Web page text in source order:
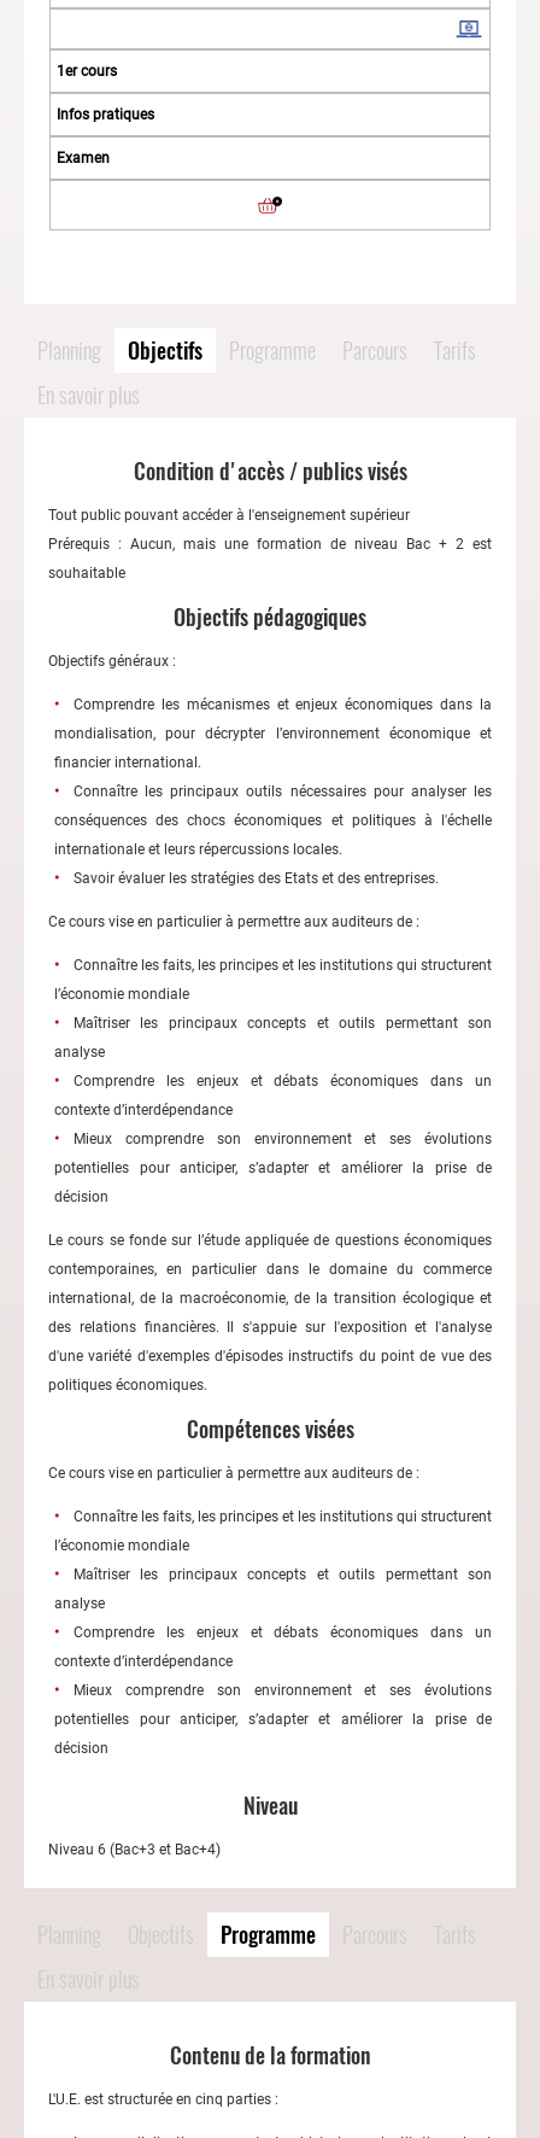
Planning Objectifs Programme Parcours
Tarifs
En savoir plus
Condition d'accès / publics visés
Tout public pouvant accéder à l'enseignement supérieur
Prérequis : Aucun, mais une formation de niveau Bac + 2 est
souhaitable
Objectifs pédagogiques
Objectifs généraux :
Comprendre les mécanismes et enjeux économiques dans la
mondialisation, pour décrypter l’environnement économique et
financier international.
Connaître les principaux outils nécessaires pour analyser les
conséquences des chocs économiques et politiques à l'échelle
internationale et leurs répercussions locales.
Savoir évaluer les stratégies des Etats et des entreprises.
Ce cours vise en particulier à permettre aux auditeurs de :
Connaître les faits, les principes et les institutions qui structurent
l’économie mondiale
Maîtriser les principaux concepts et outils permettant son
analyse
Comprendre les enjeux et débats économiques dans un
contexte d’interdépendance
Mieux comprendre son environnement et ses évolutions
potentielles pour anticiper, s’adapter et améliorer la prise de
décision
Le cours se fonde sur l’étude appliquée de questions économiques
contemporaines, en particulier dans le domaine du commerce
international, de la macroéconomie, de la transition écologique et
des relations financières. Il s'appuie sur l'exposition et l'analyse
d'une variété d'exemples d'épisodes instructifs du point de vue des
politiques économiques.
Compétences visées
Ce cours vise en particulier à permettre aux auditeurs de :
Connaître les faits, les principes et les institutions qui structurent
l’économie mondiale
Maîtriser les principaux concepts et outils permettant son
analyse
Comprendre les enjeux et débats économiques dans un
contexte d’interdépendance
Mieux comprendre son environnement et ses évolutions
potentielles pour anticiper, s’adapter et améliorer la prise de
décision
Niveau
Niveau 6 (Bac+3 et Bac+4)
Planning Objectifs Programme Parcours
Tarifs
En savoir plus
Contenu de la formation
L'U.E. est structurée en cinq parties :